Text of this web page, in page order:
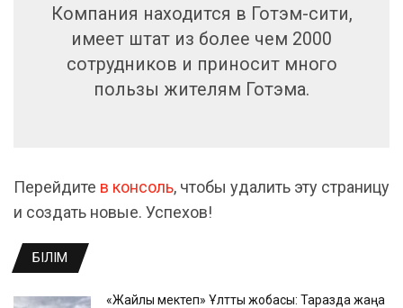
Компания находится в Готэм-сити,
имеет штат из более чем 2000
сотрудников и приносит много
пользы жителям Готэма.
Перейдите в консоль, чтобы удалить эту страницу
и создать новые. Успехов!
БІЛІМ
«Жайлы мектеп» Ұлттық жобасы: Таразда жаңа